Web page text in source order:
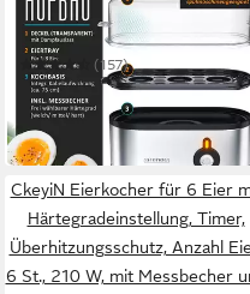
Eierkocher 3-fach, Edelstahl,
frei wählbarer Härtegrad,
/ Aus-Schalter
(157)
26,95 € UVP39,99 €
-33%
in 2-3 Werktagen bei dir
CkeyiN Eierkocher für 6 Eier
Härtegradeinstellung, Timer,
Überhitzungsschutz, Anzahl
6 St., 210 W, mit Messbecher